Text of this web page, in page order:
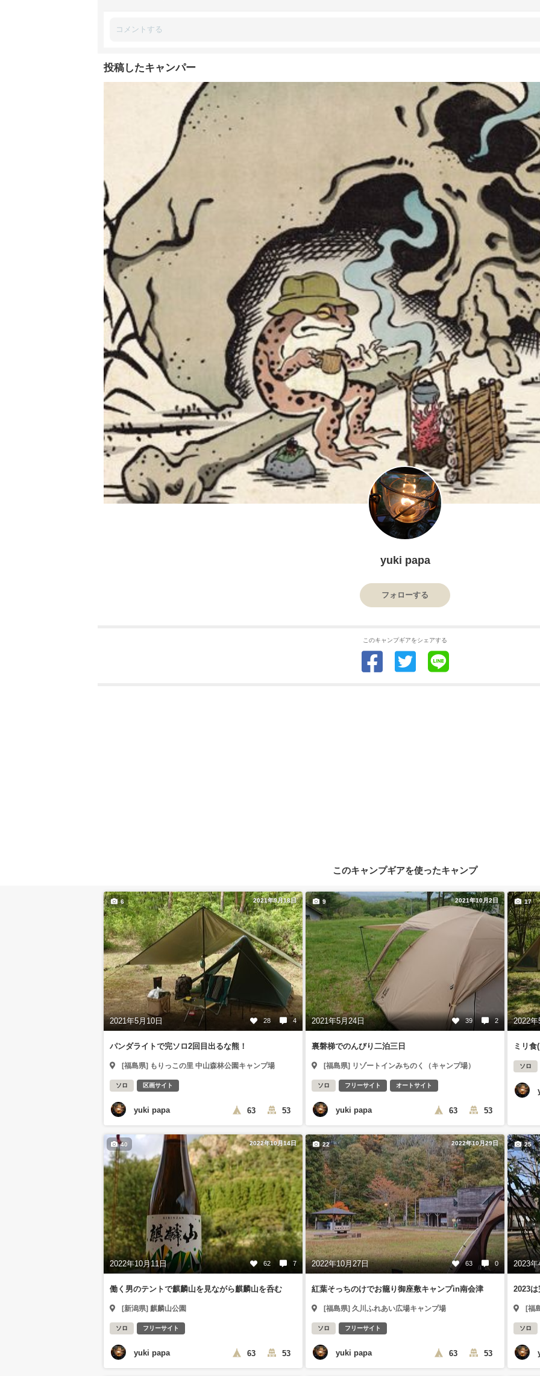
投稿したキャンパー
yuki papa
フォローする
このキャンプギアをシェアする
このキャンプギアを使ったキャンプ
2021年9月18日
2021年5月10日 28 4
6
パンダライトで完ソロ2回目出るな熊！
[福島県] もりっこの里 中山森林公園キャンプ場
ソロ 区画サイト
yuki papa 63 53
2021年10月2日
2021年5月24日 39 2
9
裏磐梯でのんびり二泊三日
[福島県] リゾートインみちのく（キャンプ場）
ソロ フリーサイト オートサイト
yuki papa 63 53
2022
17
ミリ
ソロ
2022年10月14日
2022年10月11日 62 7
40
働く男のテントで麒麟山を見ながら麒麟山を呑む
[新潟県] 麒麟山公園
ソロ フリーサイト
yuki papa 63 53
2022年10月29日
2022年10月27日 63 0
22
紅葉そっちのけでお籠り御座敷キャンプin南会津
[福島県] 久川ふれあい広場キャンプ場
ソロ フリーサイト
yuki papa 63 53
2023
25
2023
[福
ソロ